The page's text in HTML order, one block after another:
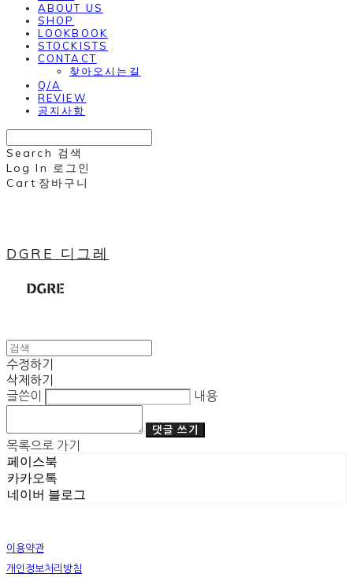
ABOUT US
SHOP
LOOKBOOK
STOCKISTS
CONTACT
찾아오시는길
Q/A
REVIEW
공지사항
Search 검색
Log In
로그인
Cart 장바구니
DGRE 디그레
수정하기
삭제하기
글쓴이
내용
댓글 쓰기
목록으로 가기
페이스북
카카오톡
네이버 블로그
이용약관
개인정보처리방침